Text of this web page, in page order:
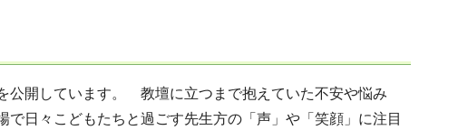
公開しています。 教壇に立つまで抱えていた不安や悩み
日々こどもたちと過ごす先生方の「声」や「笑顔」に注目